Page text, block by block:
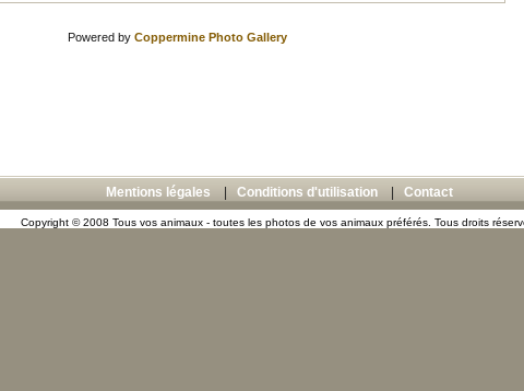
Powered by Coppermine Photo Gallery
Mentions légales Conditions d'utilisation Contact
Copyright © 2008 Tous vos animaux - toutes les photos de vos animaux préférés. Tous droits